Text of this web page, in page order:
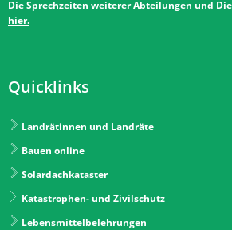
Die Sprechzeiten weiterer Abteilungen und
hier.
Quicklinks
Landrätinnen und Landräte
Bauen online
Solardachkataster
Katastrophen- und Zivilschutz
Lebensmittelbelehrungen